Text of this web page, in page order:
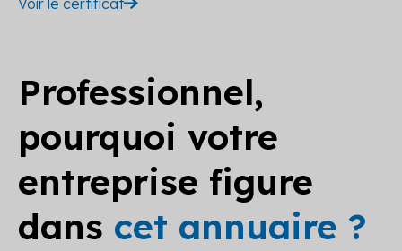
Professionnel,
pourquoi votre
entreprise figure
dans cet annuaire ?